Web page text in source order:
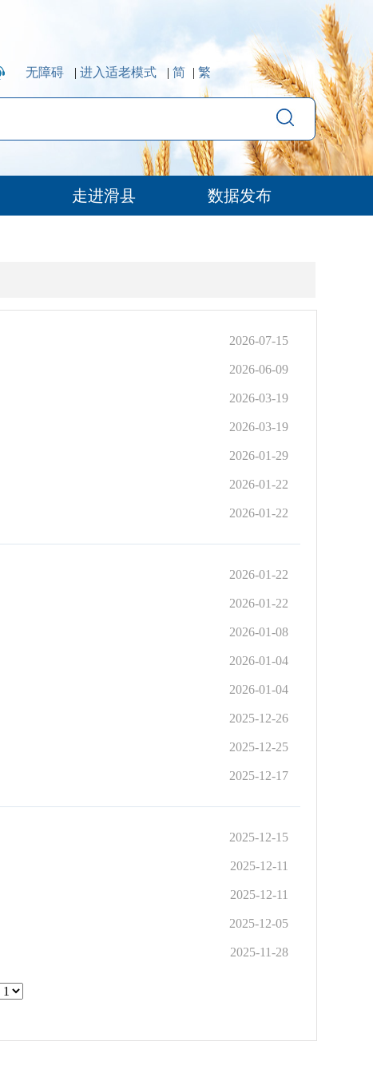
无障碍 | 进入适老模式 | 简 | 繁
走进滑县 数据发布
2026-07-15
2026-06-09
2026-03-19
2026-03-19
2026-01-29
2026-01-22
2026-01-22
2026-01-22
2026-01-22
2026-01-08
2026-01-04
2026-01-04
2025-12-26
2025-12-25
2025-12-17
2025-12-15
2025-12-11
2025-12-11
2025-12-05
2025-11-28